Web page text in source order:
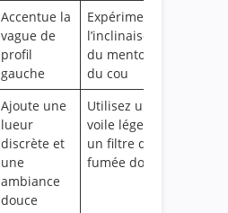
Accentue la
vague de
profil
gauche
Expérimentez
l’inclinaison
du menton et
du cou
Ajoute une
lueur
discrète et
une
ambiance
douce
Utilisez un
voile léger ou
un filtre de
fumée douce